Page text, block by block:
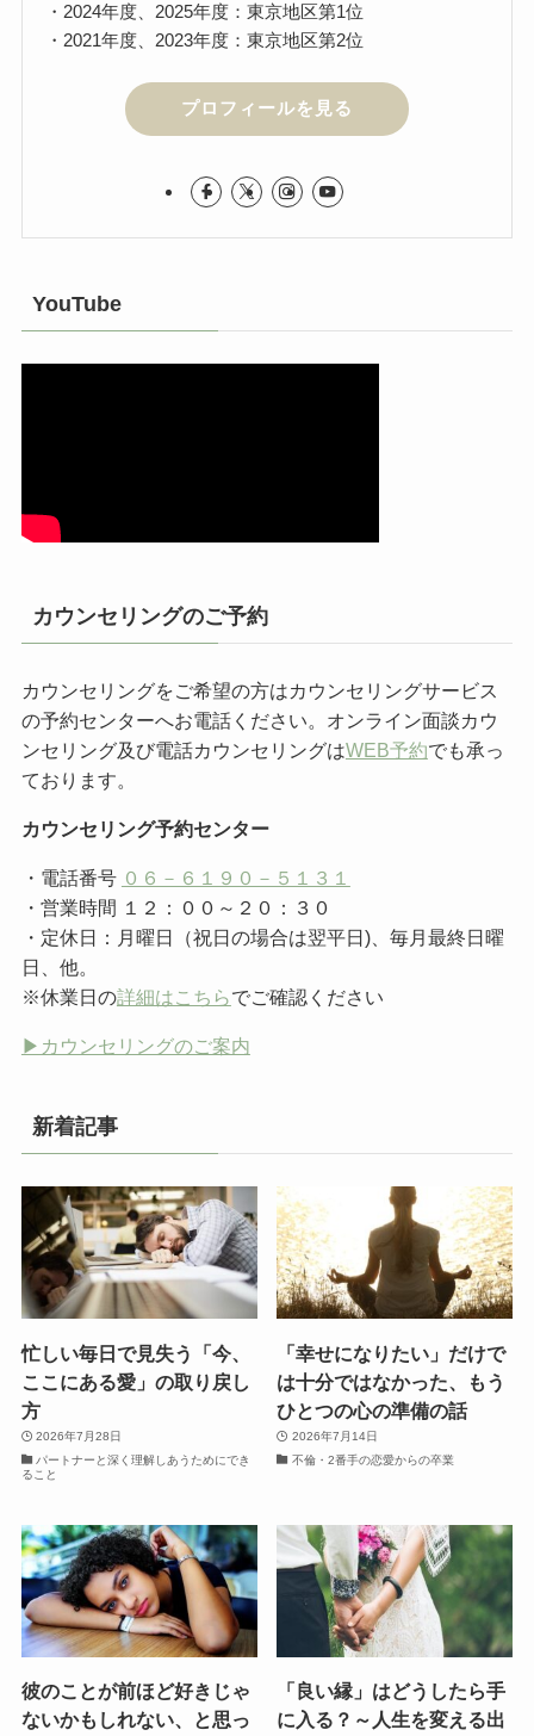
・2024年度、2025年度：東京地区第1位
・2021年度、2023年度：東京地区第2位
プロフィールを見る
YouTube
カウンセリングのご予約
カウンセリングをご希望の方はカウンセリングサービス
の予約センターへお電話ください。オンライン面談カウ
ンセリング及び電話カウンセリングはWEB予約でも承っ
ております。
カウンセリング予約センター
・電話番号 ０６－６１９０－５１３１
・営業時間 １２：００～２０：３０
・定休日：月曜日（祝日の場合は翌平日)、毎月最終日曜
日、他。
※休業日の詳細はこちらでご確認ください
▶︎カウンセリングのご案内
新着記事
忙しい毎日で見失う「今、
ここにある愛」の取り戻し
方
2026年7月28日
パートナーと深く理解しあうためにでき
ること
「幸せになりたい」だけで
は十分ではなかった、もう
ひとつの心の準備の話
2026年7月14日
不倫・2番手の恋愛からの卒業
彼のことが前ほど好きじゃ
ないかもしれない、と思っ
「良い縁」はどうしたら手
に入る？～人生を変える出